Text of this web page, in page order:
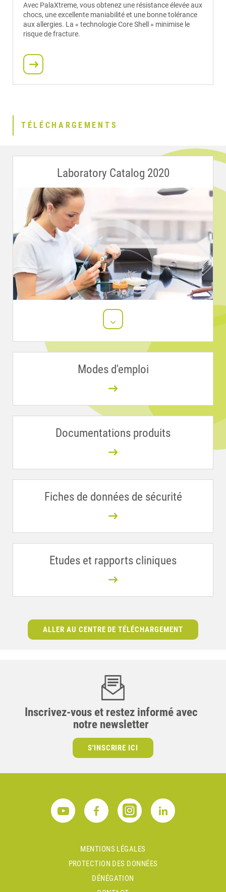
Avec PalaXtreme, vous obtenez une résistance élevée aux
chocs, une excellente maniabilité et une bonne tolérance
aux allergies. La « technologie Core Shell » minimise le
risque de fracture.
TÉLÉCHARGEMENTS
Laboratory Catalog 2020
Modes d'emploi
Documentations produits
Fiches de données de sécurité
Etudes et rapports cliniques
ALLER AU CENTRE DE TÉLÉCHARGEMENT
Inscrivez-vous et restez informé avec
notre newsletter
S'INSCRIRE ICI
MENTIONS LÉGALES
PROTECTION DES DONNÉES
DÉNÉGATION